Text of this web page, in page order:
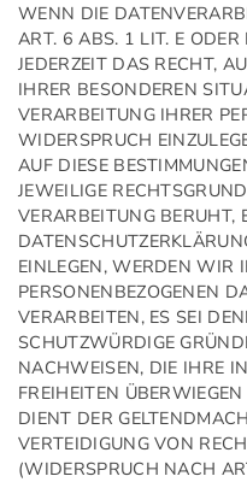
WENN DIE
ART. 6 ABS. 1 LIT. E ODER
JEDERZEIT DAS RECHT,
IHRER BESONDEREN
VERARBEITUNG IHRER
WIDERSPRUCH
AUF DIESE
JEWEILIGE
VERARBEITUNG BERUHT,
EINLEGEN, WERDEN WIR
PERSONENBEZOGENEN
VERARBEITEN, ES SEI
SCHUTZWÜRDIGE
NACHWEISEN, DIE IHRE
FREIHEITEN
DIENT DER
VERTEIDIGUNG VON
(WIDERSPRUCH NACH